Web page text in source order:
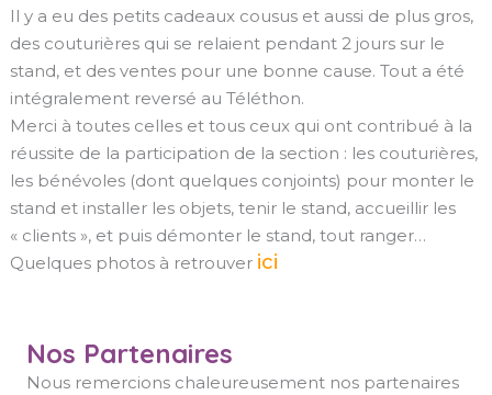
Il y a eu des petits cadeaux cousus et aussi de plus gros,
des couturières qui se relaient pendant 2 jours sur le
stand, et des ventes pour une bonne cause. Tout a été
intégralement reversé au Téléthon.
Merci à toutes celles et tous ceux qui ont contribué à la
réussite de la participation de la section : les couturières,
les bénévoles (dont quelques conjoints) pour monter le
stand et installer les objets, tenir le stand, accueillir les
« clients », et puis démonter le stand, tout ranger…
Quelques photos à retrouver ici
Nos Partenaires
Nous remercions chaleureusement nos partenaires